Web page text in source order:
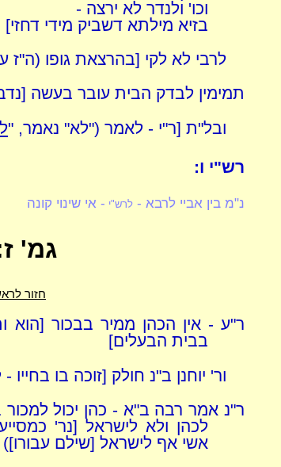
וכו' ולנדר לא ירצה -
בזיא מילתא דשביק מידי דחזי]
לרבי לא לקי [בהרצאת גופו (ה"ז
תמימין לבדק הבית עובר בעשה
ובל"ת [ר"י - לאמר ("לא" נאמר, "
רש"י ו:
נ"מ בין אביי לרבא - לרש"י - אי שינוי קונה
גמ'
חזור
ר"ע - אין הכהן ממיר בבכור [הוא
בבית הבעלים]
ור' יוחנן ב"נ חולק [זוכה בו
ר"נ אמר רבה ב"א - כהן יכול
לכהן ולא לישראל [נר'
אשי אף לישראל [שילם עבורו])